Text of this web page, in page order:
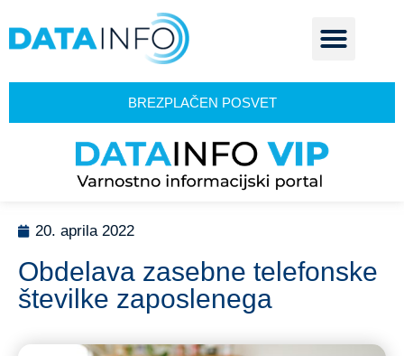
BREZPLAČEN POSVET
20. aprila 2022
Obdelava zasebne telefonske
številke zaposlenega